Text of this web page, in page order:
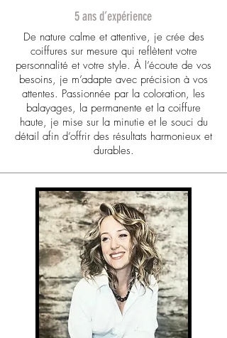
5 ans d’expérience
De nature calme et attentive, je crée des
coiffures sur mesure qui reflètent votre
personnalité et votre style. À l’écoute de vos
besoins, je m’adapte avec précision à vos
attentes. Passionnée par la coloration, les
balayages, la permanente et la coiffure
haute, je mise sur la minutie et le souci du
détail afin d’offrir des résultats harmonieux et
durables.